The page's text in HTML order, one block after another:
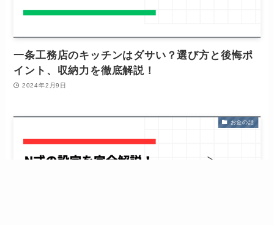
一条工務店のキッチンはダサい？選び方と後悔ポ
イント、収納力を徹底解説！
2024年2月9日
お金の話